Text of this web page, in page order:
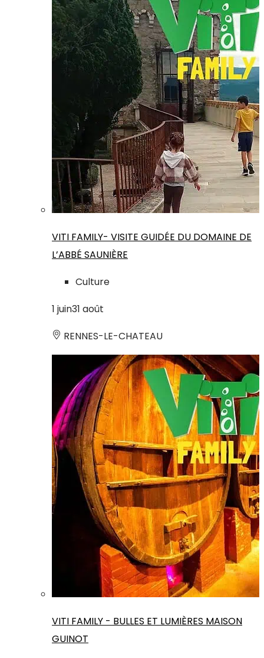
VITI FAMILY- VISITE GUIDÉE DU DOMAINE DE
L’ABBÉ SAUNIÈRE
Culture
1 juin31 août
RENNES-LE-CHATEAU
VITI FAMILY - BULLES ET LUMIÈRES MAISON
GUINOT